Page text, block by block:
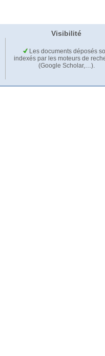
Visibilité
Les documents déposés
indexés par les moteurs de
(Google Scholar,…).